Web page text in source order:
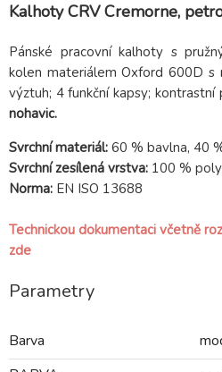
Kalhoty CRV Cremorne,
Pánské pracovní kalhoty s
kolen materiálem Oxford 600D s
výztuh; 4 funkční kapsy; kontrastní
nohavic.
Svrchní materiál: 60 % bavlna, 40
Svrchní zesílená vrstva: 100 %
Norma: EN ISO 13688
Technickou dokumentaci včetně
zde
Parametry
Barva